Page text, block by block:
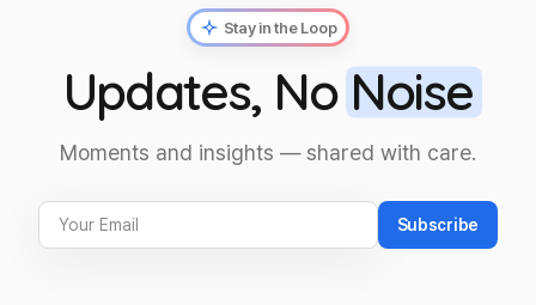
Stay in the Loop
Updates, NoNoise
Moments and insights — shared with care.
Subscribe